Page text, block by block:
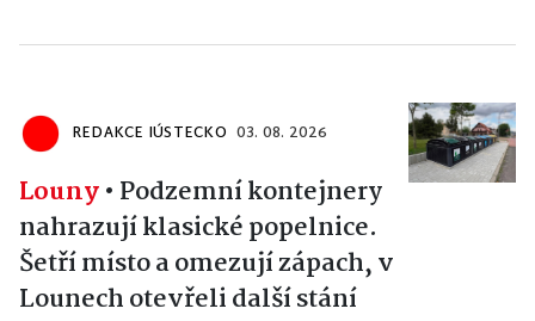
REDAKCE IÚSTECKO 03. 08. 2026
Louny• Podzemní kontejnery
nahrazují klasické popelnice.
Šetří místo a omezují zápach, v
Lounech otevřeli další stání